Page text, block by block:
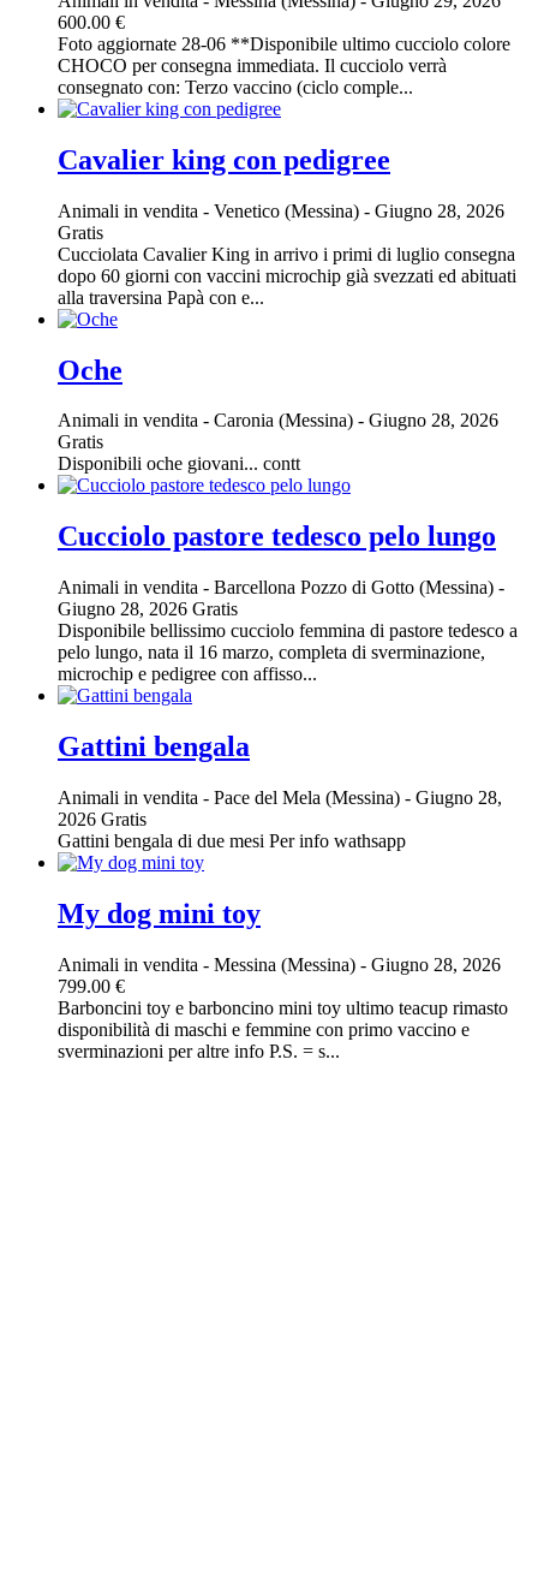
600.00 €
Foto aggiornate 28-06 **Disponibile ultimo cucciolo colore
CHOCO per consegna immediata. Il cucciolo verrà
consegnato con: Terzo vaccino (ciclo comple...
Cavalier king con pedigree
Animali in vendita - Venetico (Messina) - Giugno 28, 2026
Gratis
Cucciolata Cavalier King in arrivo i primi di luglio consegna
dopo 60 giorni con vaccini microchip già svezzati ed abituati
alla traversina Papà con e...
Oche
Animali in vendita - Caronia (Messina) - Giugno 28, 2026
Gratis
Disponibili oche giovani... contt
Cucciolo pastore tedesco pelo lungo
Animali in vendita - Barcellona Pozzo di Gotto (Messina) -
Giugno 28, 2026 Gratis
Disponibile bellissimo cucciolo femmina di pastore tedesco a
pelo lungo, nata il 16 marzo, completa di sverminazione,
microchip e pedigree con affisso...
Gattini bengala
Animali in vendita - Pace del Mela (Messina) - Giugno 28,
2026 Gratis
Gattini bengala di due mesi Per info wathsapp
My dog mini toy
Animali in vendita - Messina (Messina) - Giugno 28, 2026
799.00 €
Barboncini toy e barboncino mini toy ultimo teacup rimasto
disponibilità di maschi e femmine con primo vaccino e
sverminazioni per altre info P.S. = s...